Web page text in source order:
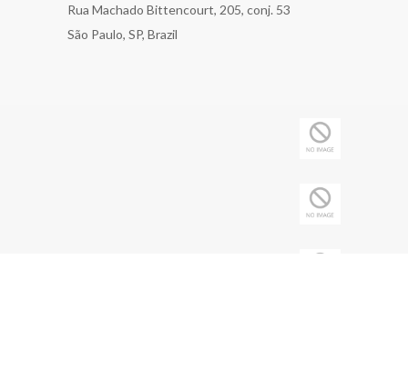
Rua Machado Bittencourt, 205, conj. 53
São Paulo, SP, Brazil